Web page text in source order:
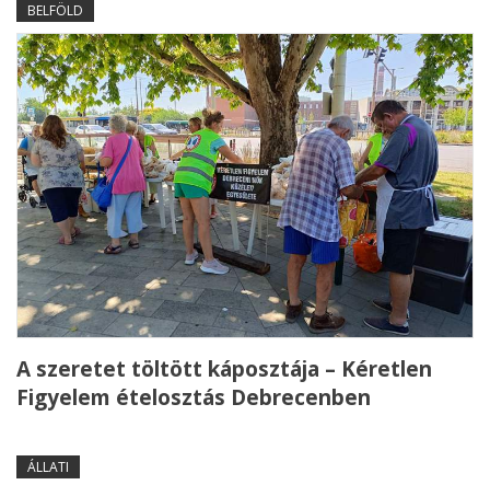
BELFÖLD
A szeretet töltött káposztája – Kéretlen
Figyelem ételosztás Debrecenben
ÁLLATI